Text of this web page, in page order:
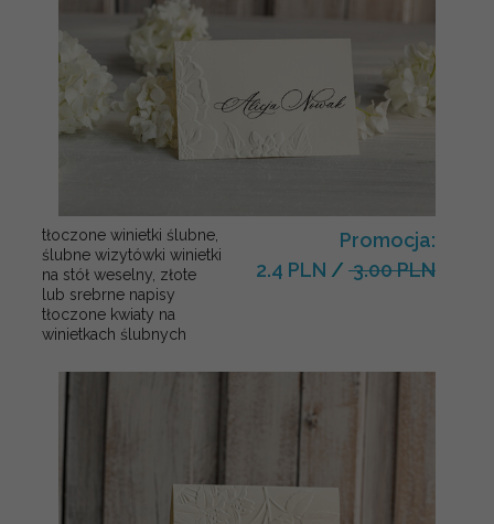
tłoczone winietki ślubne,
ślubne wizytówki winietki
na stół weselny, złote
lub srebrne napisy
tłoczone kwiaty na
winietkach ślubnych
Promocja:
2.4 PLN / 3.00 PLN